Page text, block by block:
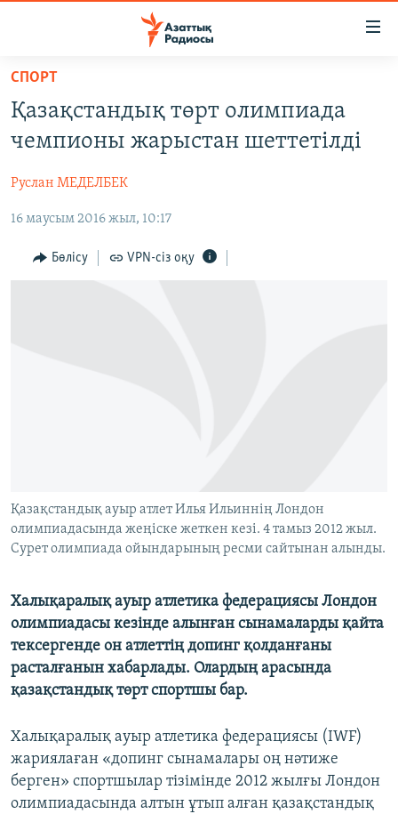
Skip
main
content
to
Navigation
САЯСАТ
ҚАҢТАР ОҚИҒАСЫ
АДАМ ҚҰҚЫҚТАРЫ
ӘЛЕУМЕТ
СПОРТ
Қазақстандық төрт олимпиада
чемпионы жарыстан шеттетілді
Руслан МЕДЕЛБЕК
16 маусым 2016 жыл, 10:17
Бөлісу VPN-сіз оқу
Қазақстандық ауыр атлет Илья Ильиннің Лондон
олимпиадасында жеңіске жеткен кезі. 4 тамыз 2012 жыл.
Сурет олимпиада ойындарының ресми сайтынан алынды.
Халықаралық ауыр атлетика федерациясы Лондон
олимпиадасы кезінде алынған сынамаларды қайта
тексергенде он атлеттің допинг қолданғаны
расталғанын хабарлады. Олардың арасында
қазақстандық төрт спортшы бар.
Халықаралық ауыр атлетика федерациясы (IWF)
жариялаған «допинг сынамалары оң нәтиже
берген» спортшылар тізімінде 2012 жылғы Лондон
олимпиадасында алтын ұтып алған қазақстандық